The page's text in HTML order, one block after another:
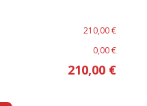
210,00 €
0,00 €
210,00 €